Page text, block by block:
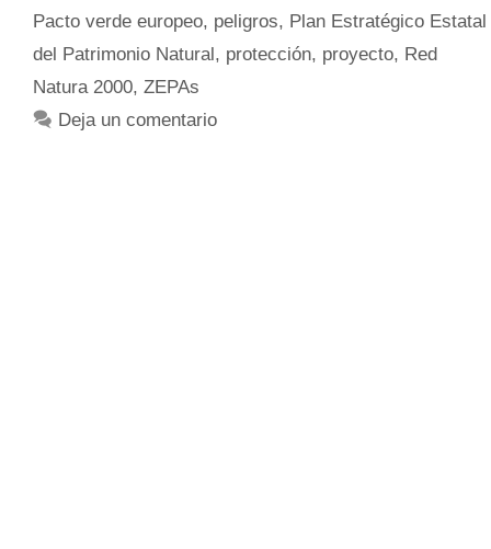
Pacto verde europeo, peligros, Plan Estratégico Estatal
del Patrimonio Natural, protección, proyecto, Red
Natura 2000, ZEPAs
Deja un comentario